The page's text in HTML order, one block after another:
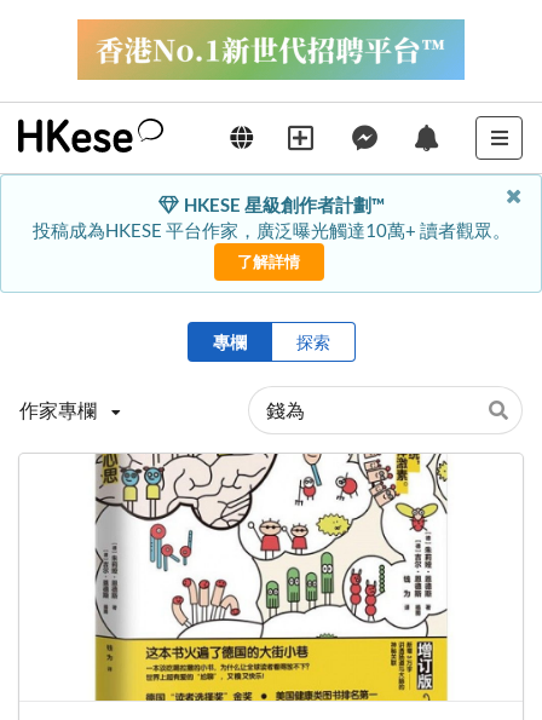
HKESE 星級創作者計劃™
投稿成為HKESE 平台作家，廣泛曝光觸達10萬+ 讀者觀眾。
了解詳情
專欄 探索
作家專欄